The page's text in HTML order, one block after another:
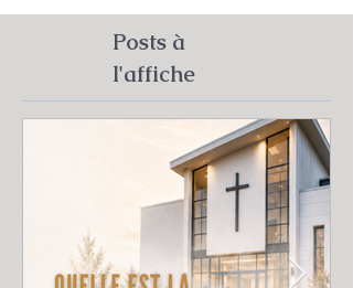
Posts à
l'affiche